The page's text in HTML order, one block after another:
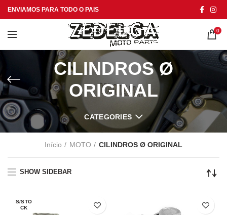
ENVIAMOS PARA TODO O PAIS
0
CILINDROS Ø
ORIGINAL
CATEGORIES
Início MOTO CILINDROS Ø ORIGINAL
SHOW SIDEBAR
S/STO
CK